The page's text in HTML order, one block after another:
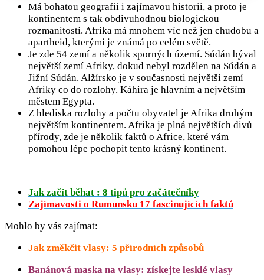
Má bohatou geografii i zajímavou historii, a proto je
kontinentem s tak obdivuhodnou biologickou
rozmanitostí. Afrika má mnohem víc než jen chudobu a
apartheid, kterými je známá po celém světě.
Je zde 54 zemí a několik sporných území. Súdán býval
největší zemí Afriky, dokud nebyl rozdělen na Súdán a
Jižní Súdán. Alžírsko je v současnosti největší zemí
Afriky co do rozlohy. Káhira je hlavním a největším
městem Egypta.
Z hlediska rozlohy a počtu obyvatel je Afrika druhým
největším kontinentem. Afrika je plná největších divů
přírody, zde je několik faktů o Africe, které vám
pomohou lépe pochopit tento krásný kontinent.
Jak začít běhat : 8 tipů pro začátečníky
Zajímavosti o Rumunsku 17 fascinujících faktů
Mohlo by vás zajímat:
Jak změkčit vlasy: 5 přírodních způsobů
Banánová maska na vlasy: získejte lesklé vlasy